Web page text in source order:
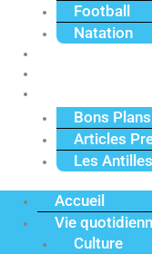
Football
Natation
Bons Plans
Articles
Les
Accueil
Vie
Culture